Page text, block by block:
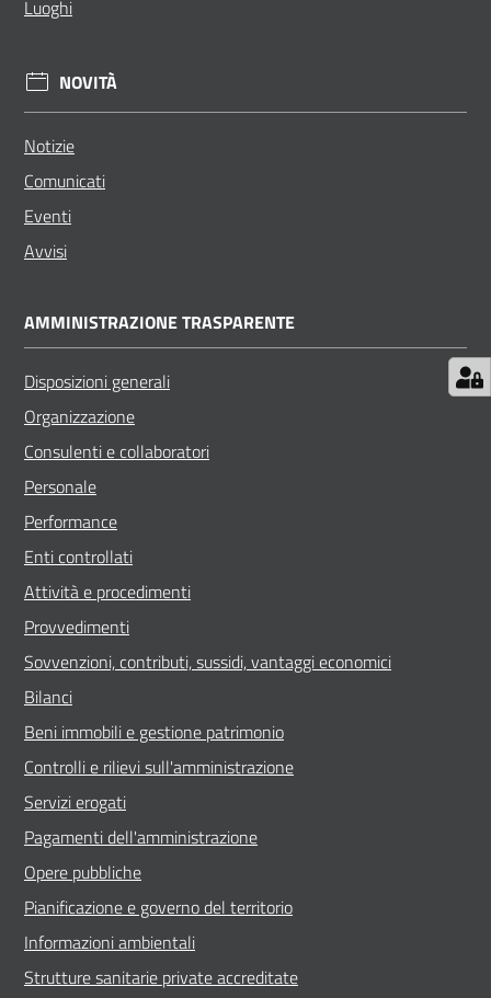
Luoghi
NOVITÀ
Notizie
Comunicati
Eventi
Avvisi
AMMINISTRAZIONE TRASPARENTE
Disposizioni generali
Organizzazione
Consulenti e collaboratori
Personale
Performance
Enti controllati
Attività e procedimenti
Provvedimenti
Sovvenzioni, contributi, sussidi, vantaggi economici
Bilanci
Beni immobili e gestione patrimonio
Controlli e rilievi sull'amministrazione
Servizi erogati
Pagamenti dell'amministrazione
Opere pubbliche
Pianificazione e governo del territorio
Informazioni ambientali
Strutture sanitarie private accreditate